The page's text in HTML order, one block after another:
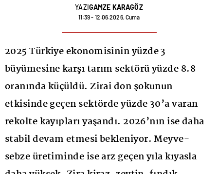
YAZIGAMZE KARAGÖZ
11:39 - 12.06.2026, Cuma
2025 Türkiye ekonomisinin yüzde 3
büyümesine karşı tarım sektörü yüzde 8.8
oranında küçüldü. Zirai don şokunun
etkisinde geçen sektörde yüzde 30’a varan
rekolte kayıpları yaşandı. 2026’nın ise daha
stabil devam etmesi bekleniyor. Meyve-
sebze üretiminde ise arz geçen yıla kıyasla